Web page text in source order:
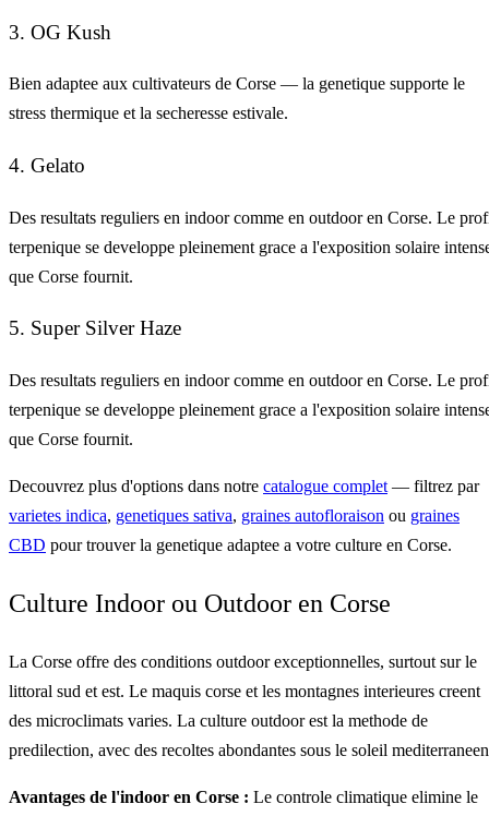
3. OG Kush
Bien adaptee aux cultivateurs de Corse — la genetique supporte le
stress thermique et la secheresse estivale.
4. Gelato
Des resultats reguliers en indoor comme en outdoor en Corse. Le
terpenique se developpe pleinement grace a l'exposition solaire
que Corse fournit.
5. Super Silver Haze
Des resultats reguliers en indoor comme en outdoor en Corse. Le
terpenique se developpe pleinement grace a l'exposition solaire
que Corse fournit.
Decouvrez plus d'options dans notre catalogue complet — filtrez par
varietes indica, genetiques sativa, graines autofloraison ou graines
CBD pour trouver la genetique adaptee a votre culture en Corse.
Culture Indoor ou Outdoor en Corse
La Corse offre des conditions outdoor exceptionnelles, surtout sur le
littoral sud et est. Le maquis corse et les montagnes interieures creent
des microclimats varies. La culture outdoor est la methode de
predilection, avec des recoltes abondantes sous le soleil
Avantages de l'indoor en Corse : Le controle climatique elimine le